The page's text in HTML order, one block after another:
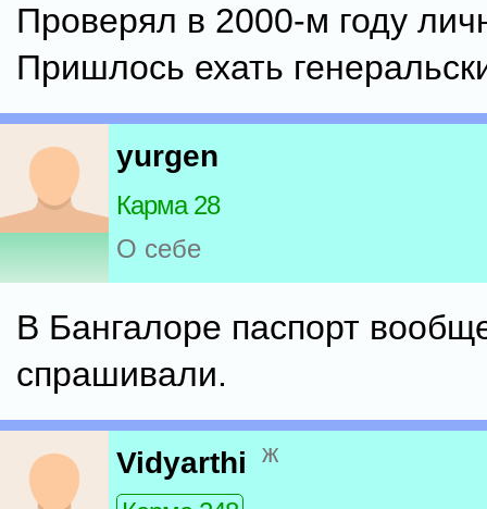
Проверял в 2000-м году
Пришлось ехать
yurgen
Карма 28
О себе
В Бангалоре паспорт
спрашивали.
Vidyarthi ж